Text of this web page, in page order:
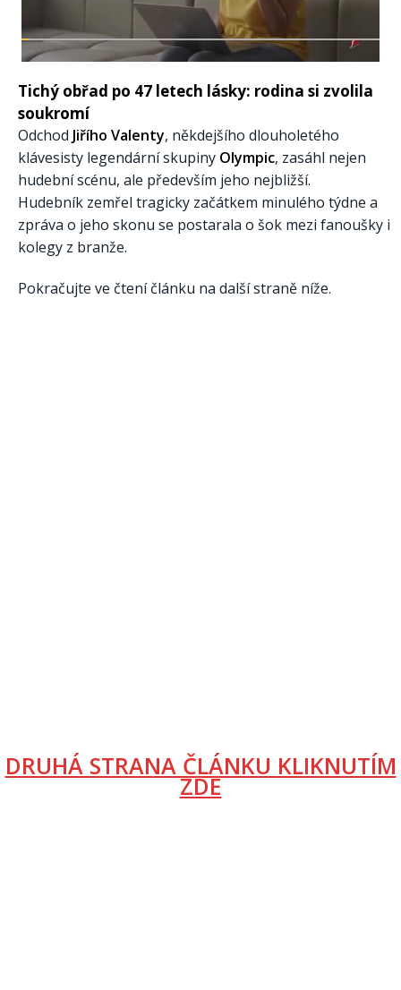
Tichý obřad po 47 letech lásky: rodina si zvolila
soukromí
Odchod Jiřího Valenty, někdejšího dlouholetého
klávesisty legendární skupiny Olympic, zasáhl nejen
hudební scénu, ale především jeho nejbližší.
Hudebník zemřel tragicky začátkem minulého týdne a
zpráva o jeho skonu se postarala o šok mezi fanoušky i
kolegy z branže.
Pokračujte ve čtení článku na další straně níže.
DRUHÁ STRANA ČLÁNKU KLIKNUTÍM
ZDE